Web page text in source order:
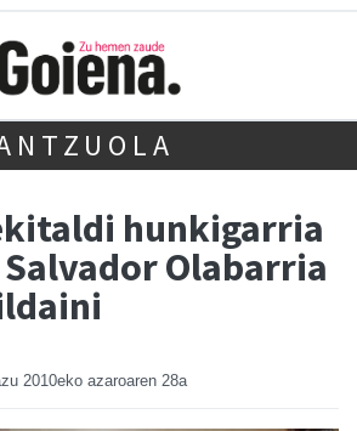
hunkigarria
Olabarria
2010eko azaroaren 28a